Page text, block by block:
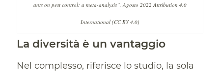
ants on pest control: a meta-analysis”, Agosto 2022 Attribution 4.0
International (CC BY 4.0)
La diversità è un vantaggio
Nel complesso, riferisce lo studio, la sola